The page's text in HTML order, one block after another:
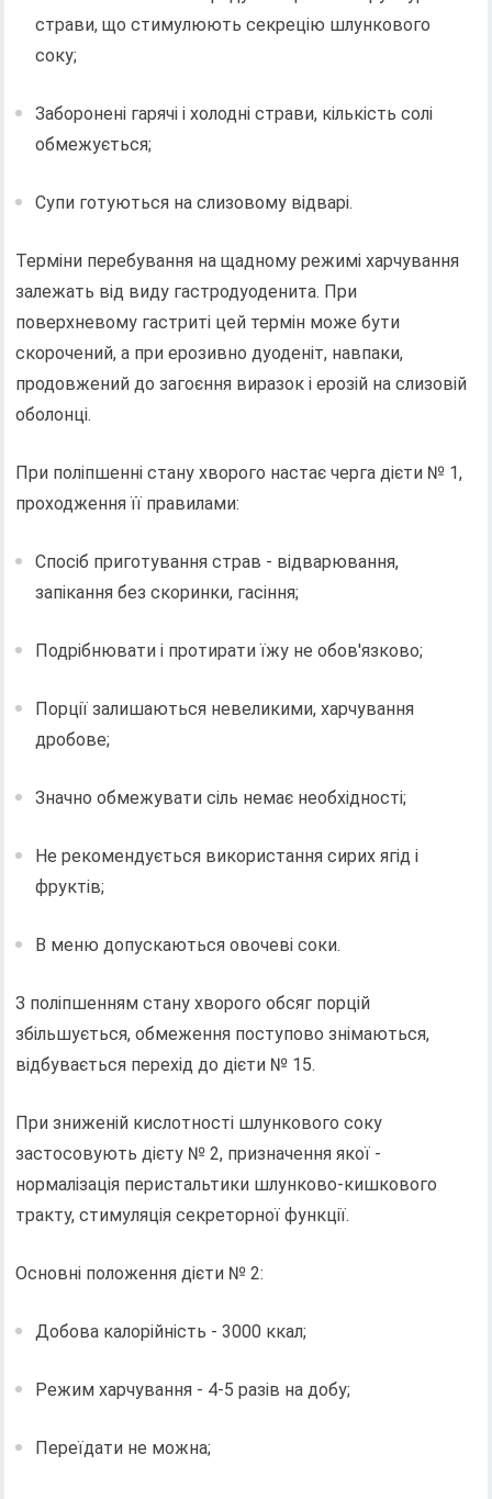
страви, що стимулюють секрецію шлункового
соку;
Заборонені гарячі і холодні страви, кількість солі
обмежується;
Супи готуються на слизовому відварі.
Терміни перебування на щадному режимі харчування
залежать від виду гастродуоденита. При
поверхневому гастриті цей термін може бути
скорочений, а при ерозивно дуоденіт, навпаки,
продовжений до загоєння виразок і ерозій на слизовій
оболонці.
При поліпшенні стану хворого настає черга дієти № 1,
проходження її правилами:
Спосіб приготування страв - відварювання,
запікання без скоринки, гасіння;
Подрібнювати і протирати їжу не обов'язково;
Порції залишаються невеликими, харчування
дробове;
Значно обмежувати сіль немає необхідності;
Не рекомендується використання сирих ягід і
фруктів;
В меню допускаються овочеві соки.
З поліпшенням стану хворого обсяг порцій
збільшується, обмеження поступово знімаються,
відбувається перехід до дієти № 15.
При зниженій кислотності шлункового соку
застосовують дієту № 2, призначення якої -
нормалізація перистальтики шлунково-кишкового
тракту, стимуляція секреторної функції.
Основні положення дієти № 2:
Добова калорійність - 3000 ккал;
Режим харчування - 4-5 разів на добу;
Переїдати не можна;